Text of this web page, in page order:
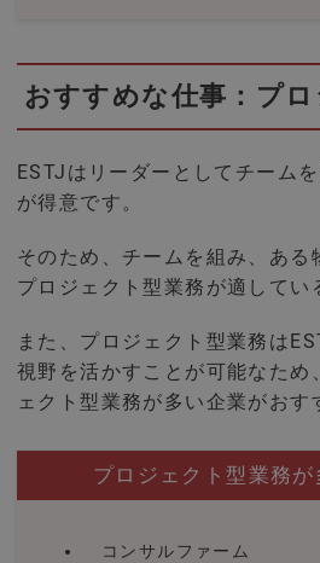
おすすめな仕事：プ
ESTJはリーダーとしてチーム
が得意です。
そのため、チームを組み、ある
プロジェクト型業務が適してい
また、プロジェクト型業務は
視野を活かすことが可能なため
ェクト型業務が多い企業がおす
プロジェクト型業務が
コンサルファーム